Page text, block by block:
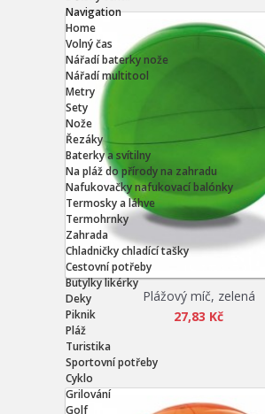
Navigation
Home
Volný čas
Nářadí baterky nože
Nářadí multitool
Metry
Sety
Nože
Řezáky
Baterky a svítilny
Na pláž do přírody na zahradu
Nafukovačky nafukovací balónky
Termosky a láhve
Termohrnky
Zahrada
Chladničky chladící tašky
Cestovní potřeby
Butylky likérky
Deky
Piknik
Pláž
Turistika
Sportovní potřeby
Cyklo
Grilování
Golf
Plážový míč, zelená
27,83 Kč